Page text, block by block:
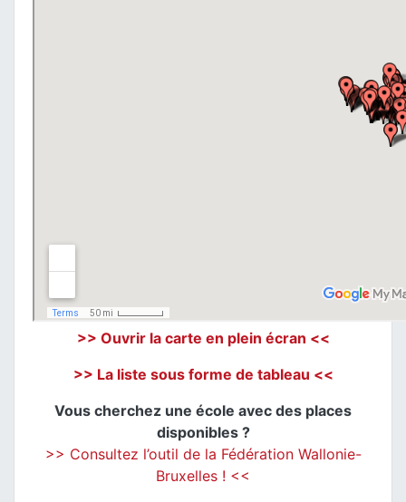
>> Ouvrir la carte en plein écran <<
>> La liste sous forme de tableau <<
Vous cherchez une école avec des places
disponibles ?
>> Consultez l’outil de la Fédération Wallonie-
Bruxelles ! <<